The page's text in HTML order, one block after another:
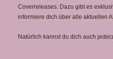
Coverreleases. Dazu gibt es
informiere dich über alle aktuellen
Natürlich kannst du dich auch